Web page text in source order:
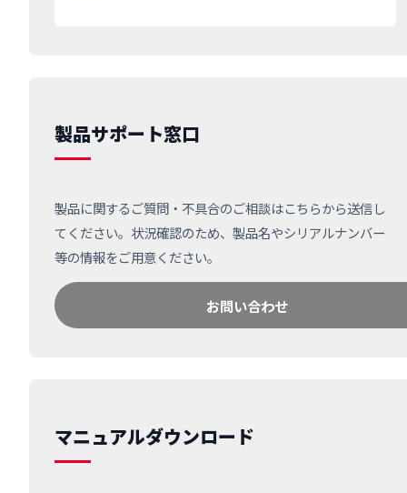
製品サポート窓口
製品に関するご質問・不具合のご相談はこちらから送信し
てください。状況確認のため、製品名やシリアルナンバー
等の情報をご用意ください。
お問い合わせ
マニュアルダウンロード